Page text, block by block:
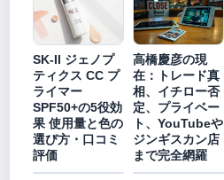
SK-II ジェノプ
ティクス CC プ
ライマー
SPF50+の5役効
果 使用量と色の
選び方・口コミ
評価
高橋慶彦の現
在：トレード真
相、イチロー否
定、プライベー
ト、YouTubeや
ジンギスカン店
まで完全網羅